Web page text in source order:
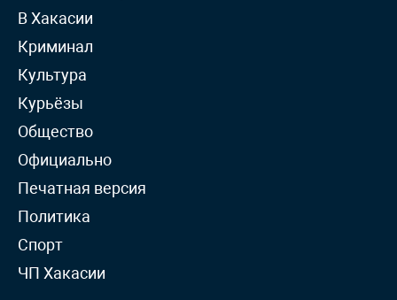
В Хакасии
Криминал
Культура
Курьёзы
Общество
Официально
Печатная версия
Политика
Спорт
ЧП Хакасии